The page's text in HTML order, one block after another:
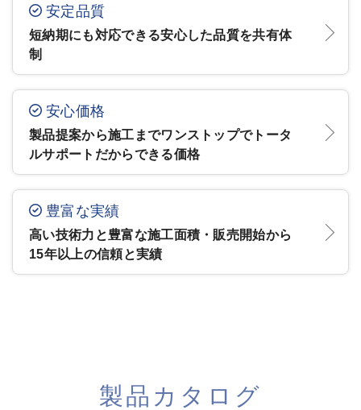
安定品質
短納期にも対応できる安心した品質を共有体
制
安心価格
製品提案から施工までワンストップでトータ
ルサポートだからできる価格
豊富な実績
高い技術力と豊富な施工面積・販売開始から
15年以上の信頼と実績
製品カタログ